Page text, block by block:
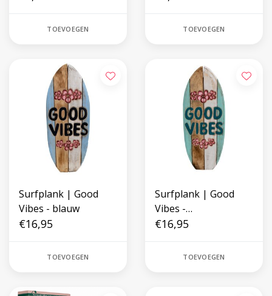
TOEVOEGEN TOEVOEGEN
Surfplank | Good
Vibes - blauw
€16,95
TOEVOEGEN
Surfplank | Good
Vibes -
Turquoise/groen
€16,95
TOEVOEGEN